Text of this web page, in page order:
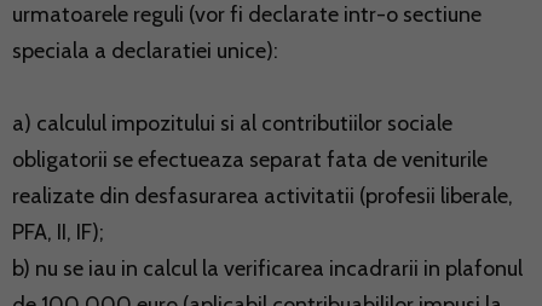
urmatoarele reguli (vor fi declarate intr-o sectiune
speciala a declaratiei unice):
a) calculul impozitului si al contributiilor sociale
obligatorii se efectueaza separat fata de veniturile
realizate din desfasurarea activitatii (profesii liberale,
PFA, II, IF);
b) nu se iau in calcul la verificarea incadrarii in plafonul